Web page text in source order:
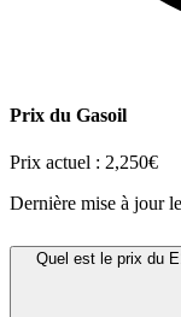
Prix du Gasoil
Prix actuel : 2,250€
Dernière mise à jour
Quel est le prix du